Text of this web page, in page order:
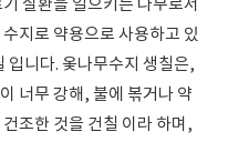
질환을 일으키는 나무로서
지로 약용으로 사용하고 있
입니다. 옻나무수지 생칠은,
너무 강해, 불에 볶거나 약
조한 것을 건칠 이라 하며,